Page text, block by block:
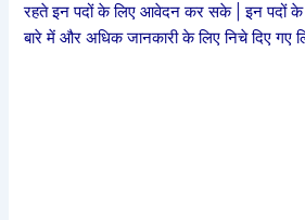
रहते इन पदों के लिए आवेदन कर सके | इन पदों
बारे में और अधिक जानकारी के लिए निचे दिए